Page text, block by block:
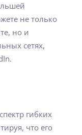
не только
но и
сетях,
гибких
что его